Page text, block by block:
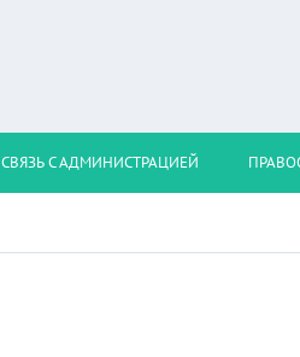
СВЯЗЬ С АДМИНИСТРАЦИЕЙ